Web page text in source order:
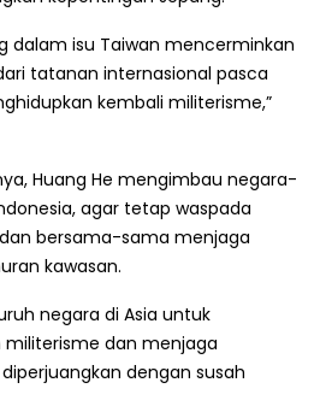
dalam isu Taiwan mencerminkan
tatanan internasional pasca
kembali militerisme,”
Huang He mengimbau negara-
agar tetap waspada
bersama-sama menjaga
kawasan.
negara di Asia untuk
dan menjaga
dengan susah